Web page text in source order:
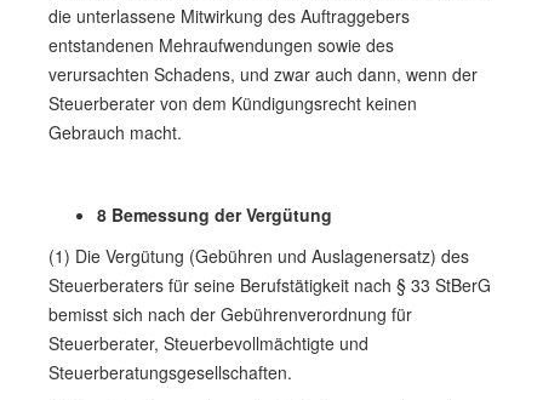
die unterlassene Mitwirkung des Auftraggebers
entstandenen Mehraufwendungen sowie des
verursachten Schadens, und zwar auch dann, wenn der
Steuerberater von dem Kündigungsrecht keinen
Gebrauch macht.
8 Bemessung der Vergütung
(1) Die Vergütung (Gebühren und Auslagenersatz) des
Steuerberaters für seine Berufstätigkeit nach § 33 StBerG
bemisst sich nach der Gebührenverordnung für
Steuerberater, Steuerbevollmächtigte und
Steuerberatungsgesellschaften.